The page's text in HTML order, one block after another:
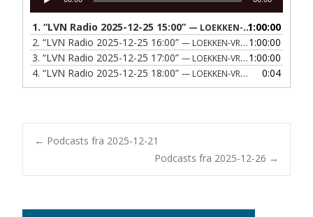
1. “LVN Radio 2025-12-25 15:00” — LOEKKEN-VRAA NAERRADIO 1:00:00
2. “LVN Radio 2025-12-25 16:00” — LOEKKEN-VRAA NAERRADIO
1:00:00
3. “LVN Radio 2025-12-25 17:00” — LOEKKEN-VRAA NAERRADIO
1:00:00
4. “LVN Radio 2025-12-25 18:00” — LOEKKEN-VRAA NAERRADIO 0:04
Post
← Podcasts fra 2025-12-21
Podcasts fra 2025-12-26 →